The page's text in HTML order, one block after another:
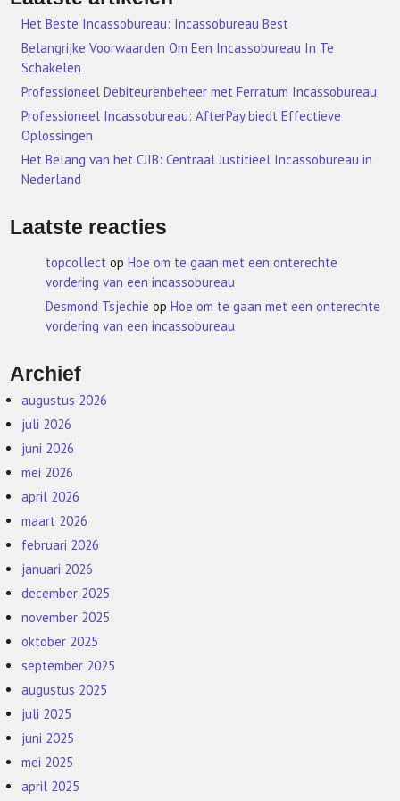
Het Beste Incassobureau: Incassobureau Best
Belangrijke Voorwaarden Om Een Incassobureau In Te
Schakelen
Professioneel Debiteurenbeheer met Ferratum Incassobureau
Professioneel Incassobureau: AfterPay biedt Effectieve
Oplossingen
Het Belang van het CJIB: Centraal Justitieel Incassobureau in
Nederland
Laatste reacties
topcollect opHoe om te gaan met een onterechte
vordering van een incassobureau
Desmond Tsjechie opHoe om te gaan met een onterechte
vordering van een incassobureau
Archief
augustus 2026
juli 2026
juni 2026
mei 2026
april 2026
maart 2026
februari 2026
januari 2026
december 2025
november 2025
oktober 2025
september 2025
augustus 2025
juli 2025
juni 2025
mei 2025
april 2025